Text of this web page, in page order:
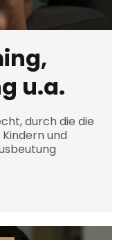
u.a.
durch die die
und